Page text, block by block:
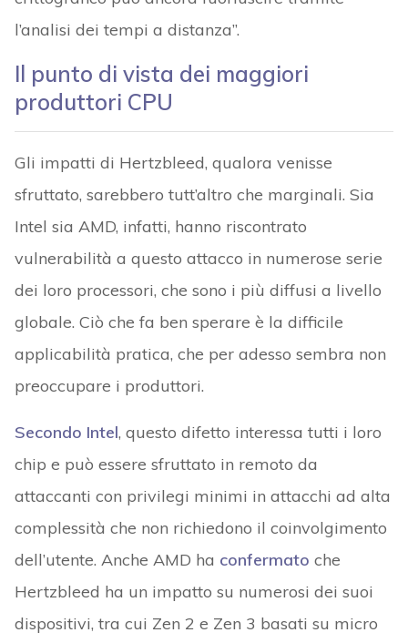
l’analisi dei tempi a distanza”.
Il punto di vista dei maggiori
produttori CPU
Gli impatti di Hertzbleed, qualora venisse
sfruttato, sarebbero tutt’altro che marginali. Sia
Intel sia AMD, infatti, hanno riscontrato
vulnerabilità a questo attacco in numerose serie
dei loro processori, che sono i più diffusi a livello
globale. Ciò che fa ben sperare è la difficile
applicabilità pratica, che per adesso sembra non
preoccupare i produttori.
Secondo Intel, questo difetto interessa tutti i loro
chip e può essere sfruttato in remoto da
attaccanti con privilegi minimi in attacchi ad alta
complessità che non richiedono il coinvolgimento
dell’utente. Anche AMD ha confermato che
Hertzbleed ha un impatto su numerosi dei suoi
dispositivi, tra cui Zen 2 e Zen 3 basati su micro